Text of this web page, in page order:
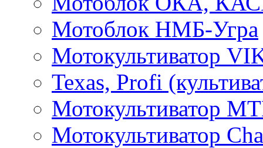
Мотоблок НМБ-Угра
Мотокультиватор
Texas, Profi
Мотокультиватор
Мотокультиватор